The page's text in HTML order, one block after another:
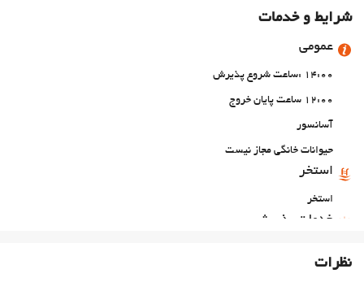
شرایط و خدمات
عمومی
14:00 :ساعت شروع پذیرش
12:00 ساعت پایان خروج
آسانسور
حیوانات خانگی مجاز نیست
استخر
استخر
خدمات پذیرش
غذا و نوشیدنینظرات